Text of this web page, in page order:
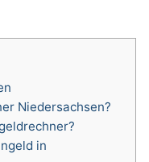
Niedersachsen?
in